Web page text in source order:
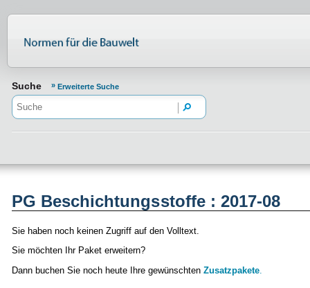
Suche Erweiterte Suche
PG Beschichtungsstoffe : 2017-08
Sie haben noch keinen Zugriff auf den Volltext.
Sie möchten Ihr Paket erweitern?
Dann buchen Sie noch heute Ihre gewünschten Zusatzpakete